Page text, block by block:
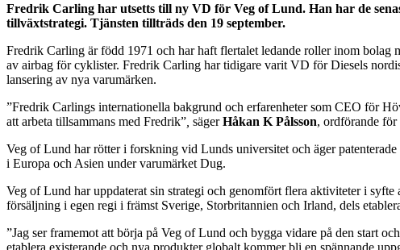
Fredrik Carling har utsetts till ny VD för Veg of Lund. Han har de
tillväxtstrategi. Tjänsten tillträds den 19 september.
Fredrik Carling är född 1971 och har haft flertalet ledande roller inom
av airbag för cyklister. Fredrik Carling har tidigare varit VD för Diesels
lansering av nya varumärken.
”Fredrik Carlings internationella bakgrund och erfarenheter som CEO för
att arbeta tillsammans med Fredrik” sägerHåkan K Pålsson, ordförande
Veg of Lund har rötter i forskning vid Lunds universitet och äger
i Europa och Asien under varumärket Dug.
Veg of Lund har uppdaterat sin strategi och genomfört flera aktiviteter i
försäljning i egen regi i främst Sverige, Storbritannien och Irland, dels
”Jag ser framemot att börja på Veg of Lund och bygga vidare på den start
etablera existerande och nya produkter globalt kommer bli en spännande